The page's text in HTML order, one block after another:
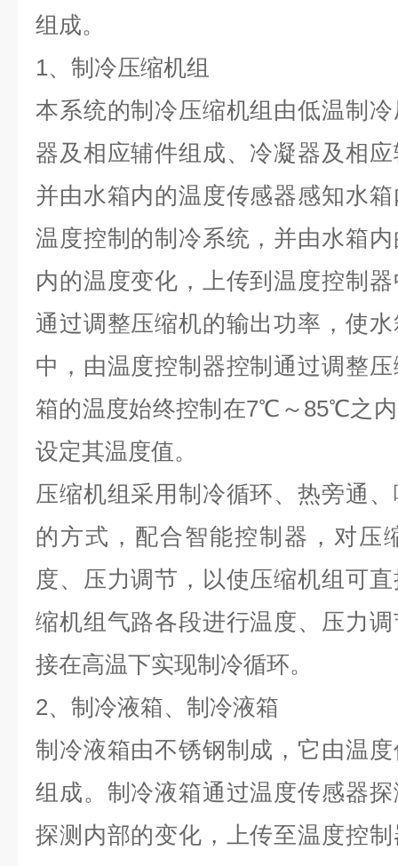
组成。
1、制冷压缩机组
本系统的制冷压缩机组由低温制
器及相应辅件组成、冷凝器及相
并由水箱内的温度传感器感知水
温度控制的制冷系统，并由水箱
内的温度变化，上传到温度控制
通过调整压缩机的输出功率，使
中，由温度控制器控制通过调整
箱的温度始终控制在7℃～ 85℃之内
设定其温度值。
压缩机组采用制冷循环、热旁通
的方式，配合智能控制器，对压
度、压力调节，以使压缩机组可
缩机组气路各段进行温度、压力
接在高温下实现制冷循环。
2、制冷液箱、制冷液箱
制冷液箱由不锈钢制成，它由温
组成。制冷液箱通过温度传感器
探测内部的变化，上传至温度控